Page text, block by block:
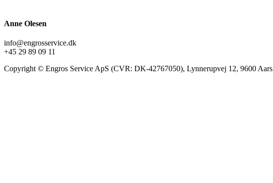
Anne Olesen
info@engrosservice.dk
+45 29 89 09 11
Copyright © Engros Service ApS (CVR: DK-42767050), Lynnerupvej 12, 9600 Aars